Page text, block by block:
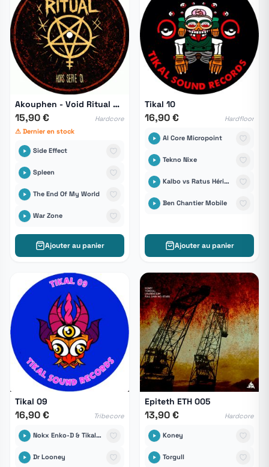
Akouphen - Void Ritual HS 01
15,90 €
Hardcore
⚠ Dernier en stock
Side Effect
Spleen
The End Of My World
War Zone
Ajouter au panier
Tikal 10
16,90 € Hardfloor
Al Core Micropoint
Tekno Nixe
Kalbo vs Ratus Hérisound6tem
Ben Chantier Mobile
Ajouter au panier
Tikal 09
16,90 € Tribecore
Nokx Enko-D & Tikal Sound Records
Dr Looney
Epiteth ETH 005
13,90 € Hardcore
Koney
Torgull